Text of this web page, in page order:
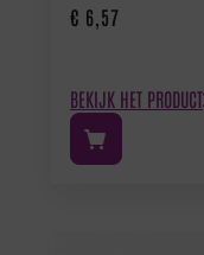
€ 6,57
BEKIJK HET PRODUCT